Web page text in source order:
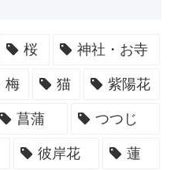
桜 神社・お寺
梅 猫 紫陽花
菖蒲 つつじ
彼岸花 蓮